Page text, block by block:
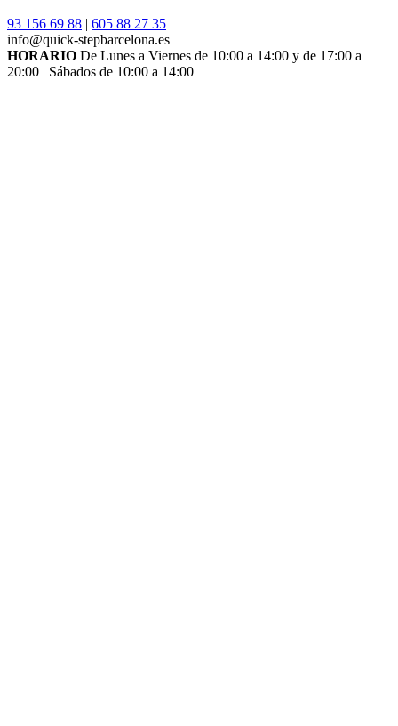
93 156 69 88 | 605 88 27 35
info@quick-stepbarcelona.es
HORARIO De Lunes a Viernes de 10:00 a 14:00 y de 17:00 a
20:00 | Sábados de 10:00 a 14:00